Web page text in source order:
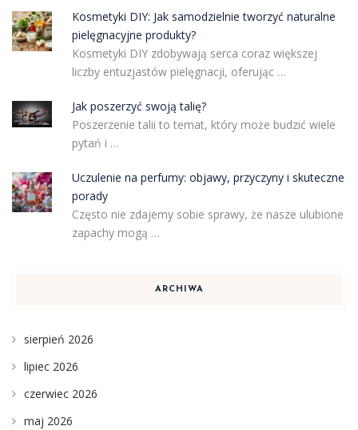
Kosmetyki DIY: Jak samodzielnie tworzyć naturalne
pielęgnacyjne produkty?
Kosmetyki DIY zdobywają serca coraz większej
liczby entuzjastów pielęgnacji, oferując …
Jak poszerzyć swoją talię?
Poszerzenie talii to temat, który może budzić wiele
pytań i …
Uczulenie na perfumy: objawy, przyczyny i skuteczne
porady
Często nie zdajemy sobie sprawy, że nasze ulubione
zapachy mogą …
ARCHIWA
sierpień 2026
lipiec 2026
czerwiec 2026
maj 2026